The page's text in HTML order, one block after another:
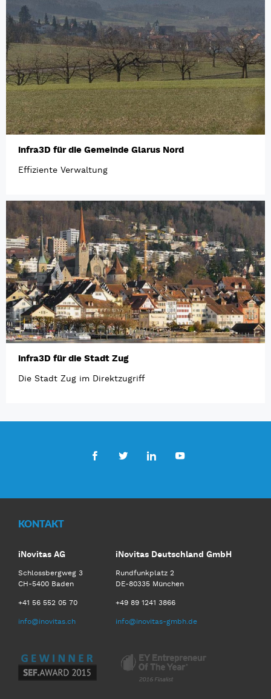
infra3D für die Gemeinde Glarus Nord
Effiziente Verwaltung
infra3D für die Stadt Zug
Die Stadt Zug im Direktzugriff
KONTAKT
iNovitas AG
Schlossbergweg 3
CH-5400 Baden
+41 56 552 05 70
info@inovitas.ch
iNovitas Deutschland GmbH
Rundfunkplatz 2
DE-80335 München
+49 89 1241 3866
info@inovitas-gmbh.de